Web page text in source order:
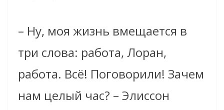
– Ну, моя жизнь вмещается в
три слова: работа, Лоран,
работа. Всё! Поговорили! Зачем
нам целый час? – Элиссон